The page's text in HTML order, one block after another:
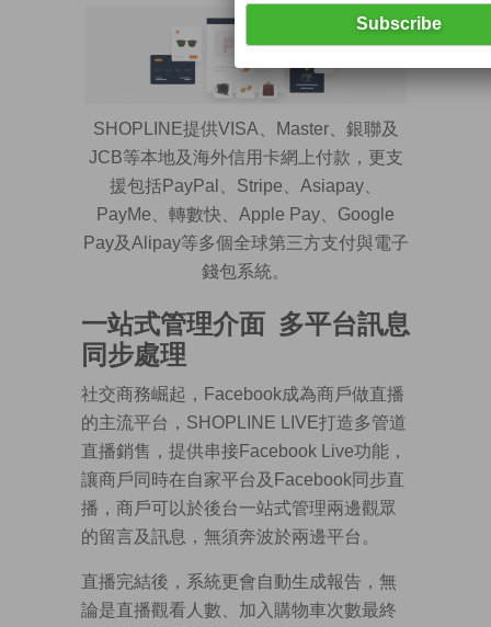
SHOPLINE提供VISA、Master、銀聯及
JCB等本地及海外信用卡網上付款，更支
援包括PayPal、Stripe、Asiapay、
PayMe、轉數快、Apple Pay、Google
Pay及Alipay等多個全球第三方支付與電子
錢包系統。
一站式管理介面 多平台訊息
同步處理
社交商務崛起，Facebook成為商戶做直播
的主流平台，SHOPLINE LIVE打造多管道
直播銷售，提供串接Facebook Live功能，
讓商戶同時在自家平台及Facebook同步直
播，商戶可以於後台一站式管理兩邊觀眾
的留言及訊息，無須奔波於兩邊平台。
直播完結後，系統更會自動生成報告，無
論是直播觀看人數、加入購物車次數最終